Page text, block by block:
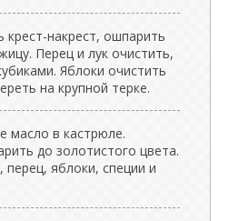
накрест, ошпарить
Перец и лук очистить,
Яблоки очистить
на крупной терке.
масло в кастрюле.
до золотистого цвета.
яблоки, специи и